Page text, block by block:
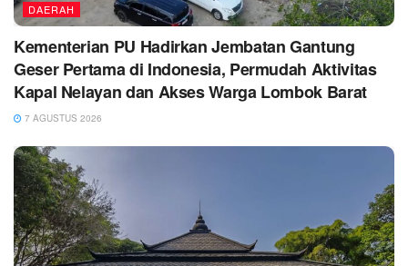
DAERAH
Kementerian PU Hadirkan Jembatan Gantung
Geser Pertama di Indonesia, Permudah Aktivitas
Kapal Nelayan dan Akses Warga Lombok Barat
7 AGUSTUS 2026